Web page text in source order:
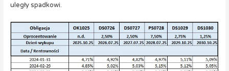
uległy spadkowi.